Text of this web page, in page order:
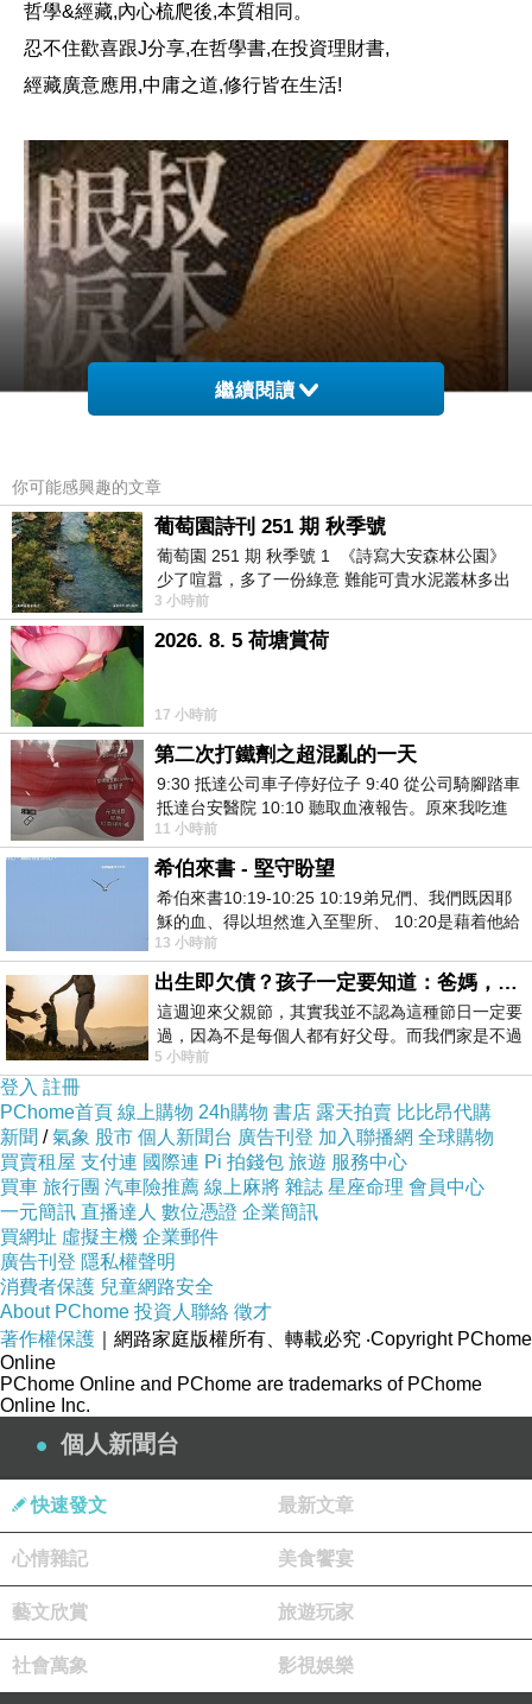
哲學&經藏,內心梳爬後,本質相同。
忍不住歡喜跟J分享,在哲學書,在投資理財書,
經藏廣意應用 ,中庸之道,修行皆在生活!
隨筆摘錄~
《叔本華的眼淚》
p18,《查拉圖斯特拉如是說》
p19,“實現生命”“適時而死”
把生命活到極致 ,才能死而無憾。
尼采向我們提出的訊息是要我們在生活中,活出自己,願意在
永恆中不斷重複的相同生活。
清楚知道自己要做什麼,如何運用最後的一年,他要以過去年
復一年的方式生活,他喜歡當治療師, 與他人連結, 幫助他人
在生活中有所收穫。
p17,舞台上現身的死神使它更接近真正的知道
得更有智慧,而是以除了其他令人分心的事物。
是佛陀的真理?
但他更喜歡希臘哲學的中庸之道
向出口(人生的最後
p46, 夠了, 自憐夠了。他知道要對發牢騷的人說什麼：找個
方法把目光轉向外界,延伸到自己以外。
寫下來,也許個人日記或網站日誌,然後看得更清楚
呢？
p99,尼采曾談到人和牛有一項重要的差異,就是牛知道如何
沒有憂懼的活下去
活在快樂的現在, 沒有過去的負擔也不知
道未來的可怕。所謂憂懼就是害怕,不幸的人類卻籠罩在過
繼續閱讀
你可能感興趣的文章
葡萄園詩刊 251 期 秋季號
葡萄園 251 期 秋季號 1 《詩寫大安森林公園》
少了喧囂，多了一份綠意 難能可貴水泥叢林多出
一
3 小時前
2026. 8. 5 荷塘賞荷
17 小時前
第二次打鐵劑之超混亂的一天
9:30 抵達公司車子停好位子 9:40 從公司騎腳踏車
抵達台安醫院 10:10 聽取血液報告。原來我吃進
去的 B12 彌可保並非沒有吸收而是超
11 小時前
希伯來書 - 堅守盼望
希伯來書10:19-10:25 10:19弟兄們、我們既因耶
穌的血、得以坦然進入至聖所、 10:20是藉着他給
我們開了一條又新又活的路從幔子經過
13 小時前
出生即欠債？孩子一定要知道：爸媽，其實我不欠你們
這週迎來父親節，其實我並不認為這種節日一定要
過，因為不是每個人都有好父母。而我們家是不過
節的，平時也沒什麼儀式感，生活趨近冷
5 小時前
登入 註冊
PChome首頁 線上購物 24h購物 書店 露天拍賣 比比昂代購
新聞 /氣象 股市 個人新聞台 廣告刊登 加入聯播網 全球購物
買賣租屋 支付連 國際連 Pi 拍錢包 旅遊 服務中心
買車 旅行團 汽車險推薦 線上麻將 雜誌 星座命理 會員中心
一元簡訊 直播達人 數位憑證 企業簡訊
買網址 虛擬主機 企業郵件
廣告刊登 隱私權聲明
消費者保護 兒童網路安全
About PChome 投資人聯絡 徵才
著作權保護 ｜網路家庭版權所有、轉載必究 ‧Copyright PChome
Online
PChome Online and PChome are trademarks of PChome
Online Inc.
個人新聞台
快速發文 最新文章
心情雜記 美食饗宴
藝文欣賞 旅遊玩家
社會萬象 影視娛樂